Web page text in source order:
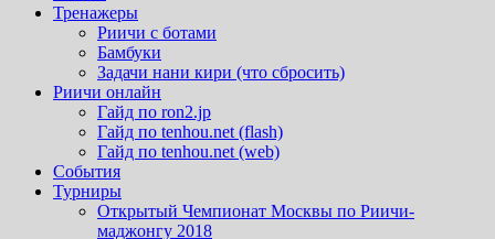
Тренажеры
Риичи с ботами
Бамбуки
Задачи нани кири (что сбросить)
Риичи онлайн
Гайд по ron2.jp
Гайд по tenhou.net (flash)
Гайд по tenhou.net (web)
События
Турниры
Открытый Чемпионат Москвы по Риичи-
маджонгу 2018